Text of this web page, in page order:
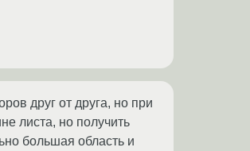
друг от друга, но при
листа, но получить
большая область и